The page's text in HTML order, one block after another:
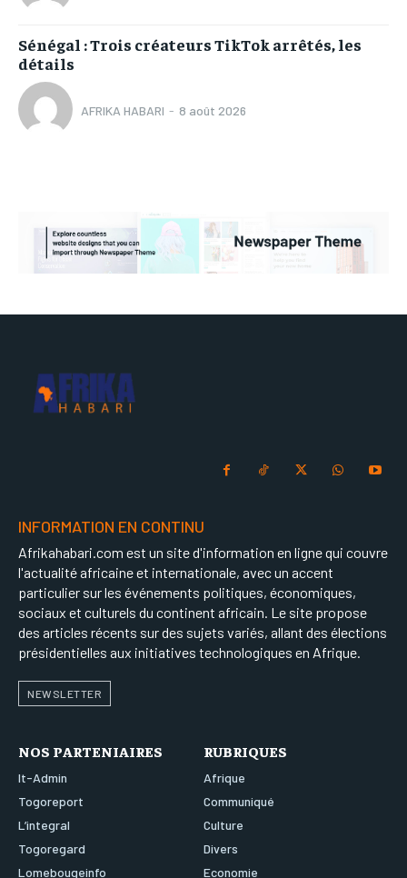
Sénégal : Trois créateurs TikTok arrêtés, les
détails
AFRIKA HABARI - 8 août 2026
INFORMATION EN CONTINU
Afrikahabari.com est un site d'information en ligne qui couvre
l'actualité africaine et internationale, avec un accent
particulier sur les événements politiques, économiques,
sociaux et culturels du continent africain. Le site propose
des articles récents sur des sujets variés, allant des élections
présidentielles aux initiatives technologiques en Afrique.
NEWSLETTER
NOS PARTENIAIRES
It-Admin
Togoreport
L’integral
Togoregard
Lomebougeinfo
RUBRIQUES
Afrique
Communiqué
Culture
Divers
Economie